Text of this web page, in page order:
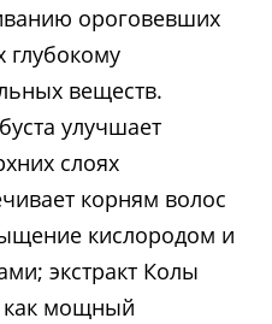
ороговевших
глубокому
веществ.
улучшает
слоях
корням волос
кислородом и
экстракт Колы
как мощный